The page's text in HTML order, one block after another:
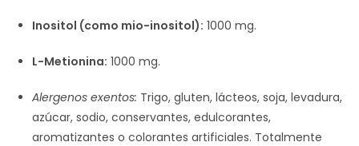
Inositol (como mio-inositol): 1000 mg.
L-Metionina: 1000 mg.
Alergenos exentos: Trigo, gluten, lácteos, soja, levadura,
azúcar, sodio, conservantes, edulcorantes,
aromatizantes o colorantes artificiales. Totalmente